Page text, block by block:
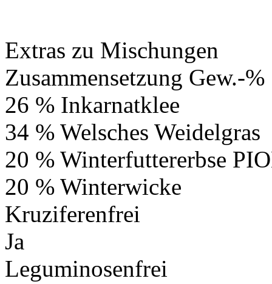
Extras zu Mischungen
Zusammensetzung Gew.-%
26 % Inkarnatklee
34 % Welsches Weidelgras
20 % Winterfuttererbse
20 % Winterwicke
Kruziferenfrei
Ja
Leguminosenfrei